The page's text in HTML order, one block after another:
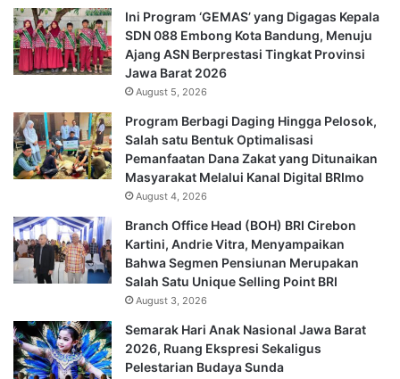
Ini Program ‘GEMAS’ yang Digagas Kepala
SDN 088 Embong Kota Bandung, Menuju
Ajang ASN Berprestasi Tingkat Provinsi
Jawa Barat 2026
August 5, 2026
Program Berbagi Daging Hingga Pelosok,
Salah satu Bentuk Optimalisasi
Pemanfaatan Dana Zakat yang Ditunaikan
Masyarakat Melalui Kanal Digital BRImo
August 4, 2026
Branch Office Head (BOH) BRI Cirebon
Kartini, Andrie Vitra, Menyampaikan
Bahwa Segmen Pensiunan Merupakan
Salah Satu Unique Selling Point BRI
August 3, 2026
Semarak Hari Anak Nasional Jawa Barat
2026, Ruang Ekspresi Sekaligus
Pelestarian Budaya Sunda